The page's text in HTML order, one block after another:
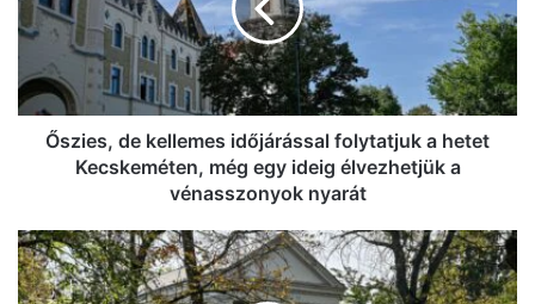
folytatjuk
a
hetet
Kecskeméten,
még
vénasszonyok
nyarát
Őszies, de kellemes időjárással folytatjuk a hetet
Kecskeméten, még egy ideig élvezhetjük a
vénasszonyok nyarát
Napi
pakk:
sok